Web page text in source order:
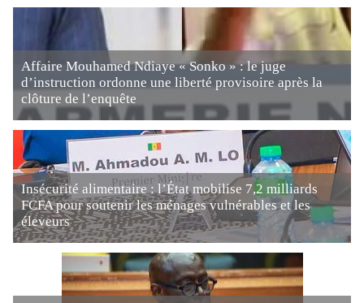
Affaire Mouhamed Ndiaye « Sonko » : le juge
d’instruction ordonne une liberté provisoire après la
clôture de l’enquête
Insécurité alimentaire : l’État mobilise 7,2 milliards
FCFA pour soutenir les ménages vulnérables et les
éleveurs